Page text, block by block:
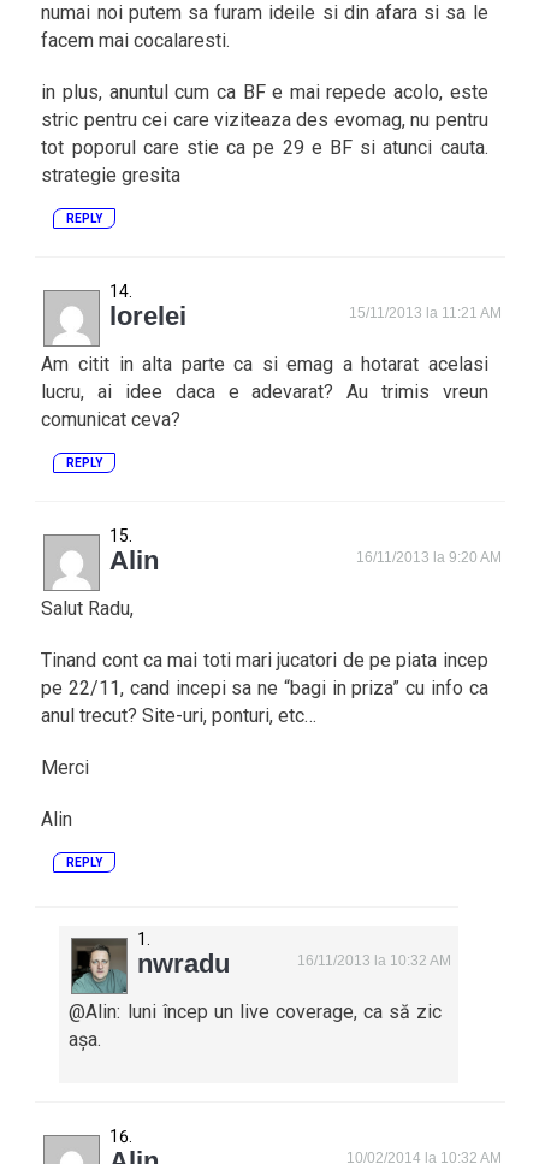
numai noi putem sa furam ideile si din afara si sa le
facem mai cocalaresti.
in plus, anuntul cum ca BF e mai repede acolo, este
stric pentru cei care viziteaza des evomag, nu pentru
tot poporul care stie ca pe 29 e BF si atunci cauta.
strategie gresita
REPLY
lorelei 15/11/2013 la 11:21 AM
Am citit in alta parte ca si emag a hotarat acelasi
lucru, ai idee daca e adevarat? Au trimis vreun
comunicat ceva?
REPLY
Alin 16/11/2013 la 9:20 AM
Salut Radu,
Tinand cont ca mai toti mari jucatori de pe piata incep
pe 22/11, cand incepi sa ne “bagi in priza” cu info ca
anul trecut? Site-uri, ponturi, etc…
Merci
Alin
REPLY
nwradu 16/11/2013 la 10:32 AM
@Alin: luni încep un live coverage, ca să zic
așa.
10/02/2014 la 10:32 AM